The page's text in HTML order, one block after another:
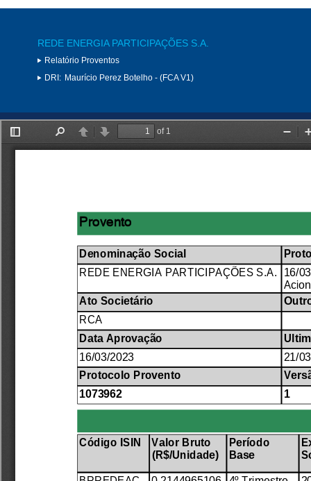
REDE ENERGIA PARTICIPAÇÕES S.A.
Relatório Proventos
DRI: Maurício Perez Botelho - (FCA V1)